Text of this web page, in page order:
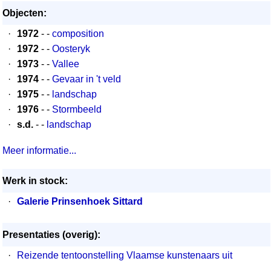
Objecten:
·
1972 - - composition
·
1972 - - Oosteryk
·
1973 - - Vallee
·
1974 - - Gevaar in 't veld
·
1975 - - landschap
·
1976 - - Stormbeeld
·
s.d. - - landschap
Meer informatie...
Werk in stock:
·
Galerie Prinsenhoek Sittard
Presentaties (overig):
·
Reizende tentoonstelling Vlaamse kunstenaars uit